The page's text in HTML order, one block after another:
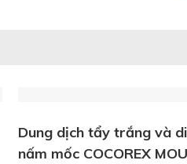
Dung dịch tẩy trắng và
nấm mốc COCOREX